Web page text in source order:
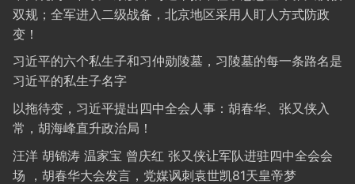
双规；全军进入二级战备，北京地区采用人盯人方式防政
变！
习近平的六个私生子和习仲勋陵墓，习陵墓的每一条路名是
习近平的私生子名字
以拖待变，习近平提出四中全会人事：胡春华、张又侠入
常，胡海峰直升政治局！
汪洋 胡锦涛 温家宝 曾庆红 张又侠让军队进驻四中全会会
场 ，胡春华大会发言，党媒讽刺袁世凯81天皇帝梦